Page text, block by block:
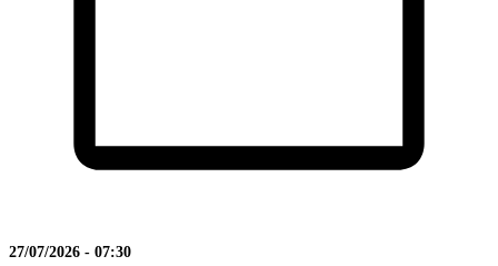
27/07/2026 - 07:30